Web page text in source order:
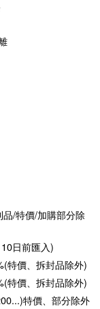
品/特價/加購部分除
日前匯入)
特價、拆封品除外)
特價、拆封品除外)
特價、部分除外